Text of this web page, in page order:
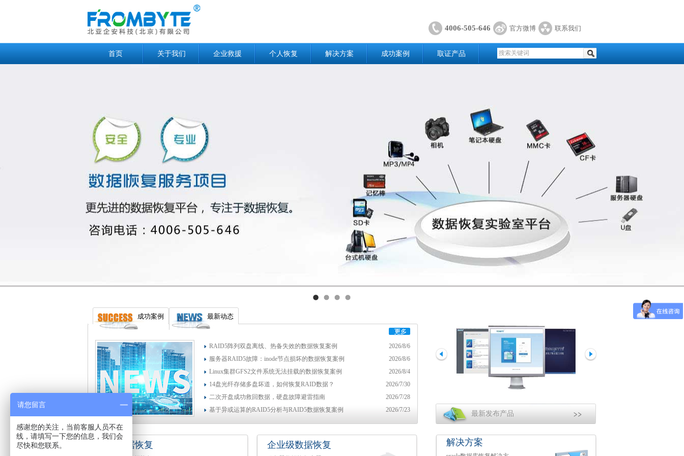
4006-505-646 官方微博 联系我们
首页 关于我们 企业救援 个人恢复 解决方案 成功案例 取证产品
成功案例 最新动态
RAID5阵列双盘离线、热备失效的数据恢复案例
2026/8/6
服务器RAID5故障：inode节点损坏的数据恢复案例
2026/8/6
Linux集群GFS2文件系统无法挂载的数据恢复案例
2026/8/4
14盘光纤存储多盘坏道，如何恢复RAID数据？
2026/7/30
二次开盘成功救回数据，硬盘故障避雷指南
2026/7/28
基于异或运算的RAID5分析与RAID5数据恢复案例
2026/7/23
个人数据恢复 企业级数据恢复
最新发布产品
解决方案
请您留言
感谢您的关注，当前客服人员不在
线，请填写一下您的信息，我们会
尽快和您联系。